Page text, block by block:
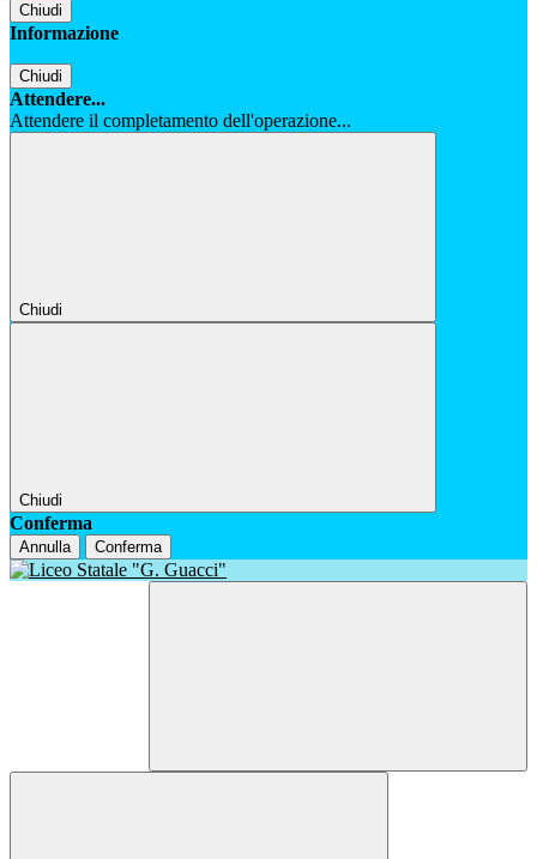
Chiudi
Informazione
Chiudi
Attendere...
Attendere il completamento dell'operazione...
Chiudi
Chiudi
Conferma
Annulla Conferma